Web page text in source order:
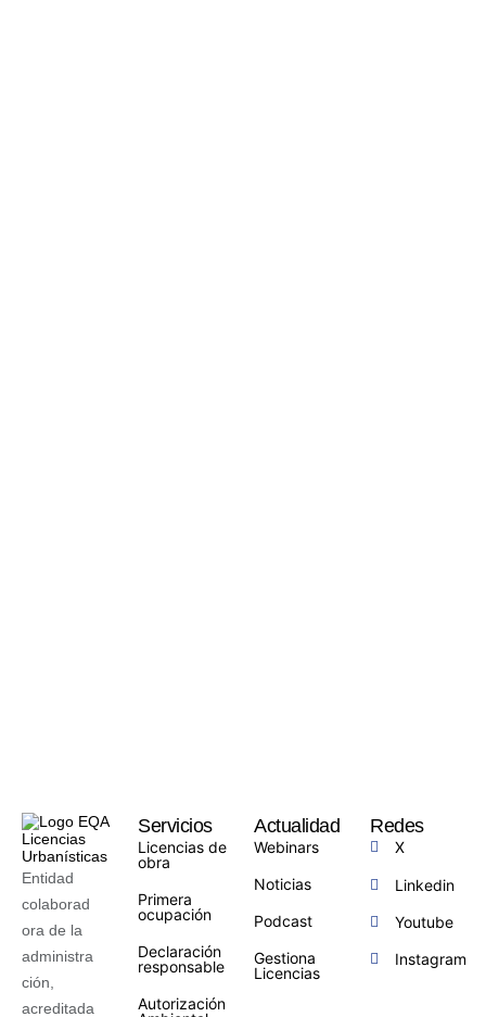
Entidad
colaborad
ora de la
administra
ción,
acreditada
Servicios
Licencias de
obra
Primera
ocupación
Declaración
responsable
Autorización
Actualidad
Webinars
Noticias
Podcast
Gestiona
Licencias
Redes
X
Linkedin
Youtube
Instagram